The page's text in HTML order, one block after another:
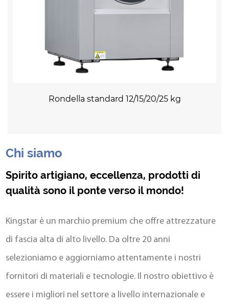
Rondella standard 12/15/20/25 kg
Chi siamo
Spirito artigiano, eccellenza, prodotti di
qualità sono il ponte verso il mondo!
Kingstar è un marchio premium che offre attrezzature
di fascia alta di alto livello. Da oltre 20 anni
selezioniamo e aggiorniamo attentamente i nostri
fornitori di materiali e tecnologie. Il nostro obiettivo è
essere i migliori nel settore a livello internazionale e